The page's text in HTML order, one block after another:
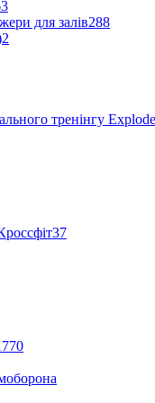
для залів288
2
тренінгу Explode
37